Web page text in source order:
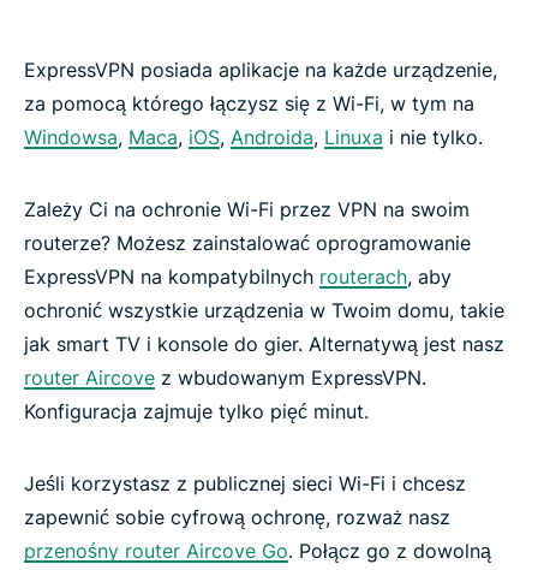
ExpressVPN posiada aplikacje na każde urządzenie,
za pomocą którego łączysz się z Wi-Fi, w tym na
Windowsa, Maca, iOS, Androida, Linuxa i nie tylko.
Zależy Ci na ochronie Wi-Fi przez VPN na swoim
routerze? Możesz zainstalować oprogramowanie
ExpressVPN na kompatybilnych routerach, aby
ochronić wszystkie urządzenia w Twoim domu, takie
jak smart TV i konsole do gier. Alternatywą jest nasz
router Aircove z wbudowanym ExpressVPN.
Konfiguracja zajmuje tylko pięć minut.
Jeśli korzystasz z publicznej sieci Wi-Fi i chcesz
zapewnić sobie cyfrową ochronę, rozważ nasz
przenośny router Aircove Go. Połącz go z dowolną